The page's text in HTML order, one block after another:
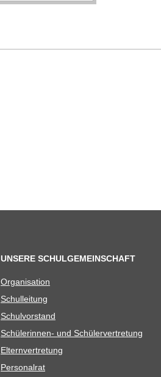
UNSERE SCHULGEMEINSCHAFT
Orga­ni­sa­tion
Schul­lei­tung
Schul­vor­stand
Schü­le­rin­nen- und Schülervertretung
Eltern­ver­tre­tung
Per­so­nal­rat